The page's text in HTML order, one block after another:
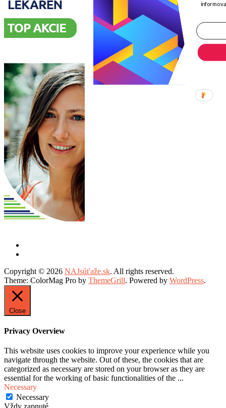
Copyright © 2026 NAJsúťaže.sk. All rights reserved.
Theme: ColorMag Pro by ThemeGrill. Powered by WordPress.
Close
Privacy Overview
This website uses cookies to improve your experience while you
navigate through the website. Out of these, the cookies that are
categorized as necessary are stored on your browser as they are
essential for the working of basic functionalities of the ...
Necessary
Necessary